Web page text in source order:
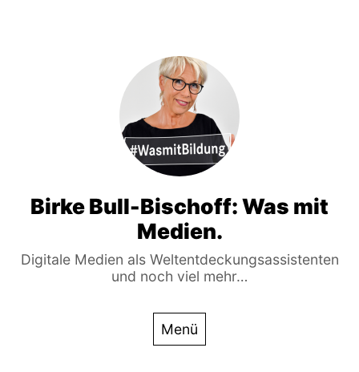
Birke Bull-Bischoff: Was mit
Medien.
Digitale Medien als Weltentdeckungsassistenten
und noch viel mehr…
Menü